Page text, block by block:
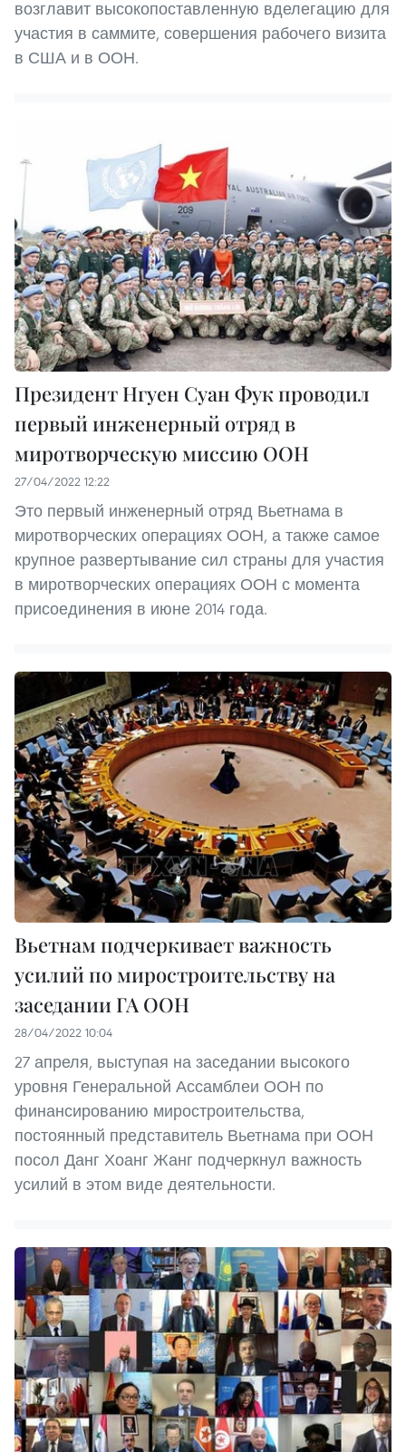
возглавит высокопоставленную вделегацию для
участия в саммите, совершения рабочего визита
в США и в ООН.
Президент Нгуен Суан Фук проводил
первый инженерный отряд в
миротворческую миссию ООН
27/04/2022 12:22
Это первый инженерный отряд Вьетнама в
миротворческих операциях ООН, а также самое
крупное развертывание сил страны для участия
в миротворческих операциях ООН с момента
присоединения в июне 2014 года.
Вьетнам подчеркивает важность
усилий по миростроительству на
заседании ГА ООН
28/04/2022 10:04
27 апреля, выступая на заседании высокого
уровня Генеральной Ассамблеи ООН по
финансированию миростроительства,
постоянный представитель Вьетнама при ООН
посол Данг Хоанг Жанг подчеркнул важность
усилий в этом виде деятельности.